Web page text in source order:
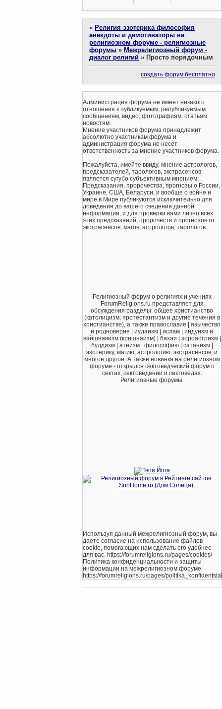
» Религия эзотерика философия
анекдоты и демотиваторы на
религиозном форуме - религиозные
форумы » Межрелигиозный форум -
диалог религий » Просто порядочным
создать форум бесплатно
Администрация форума не имеет никакого
отношения к публикуемым, републикуемым
сообщениям, видео, фотографиям, статьям,
новостям.
Мнение участников форума принадлежит
абсолютно участникам форума и
администрация форума не несет
ответственность за мнение участников форума.
Пожалуйста, имейте ввиду, мнение астрологов,
предсказателей, тарологов, экстрасенсов
является сугубо субъективным мнением.
Предсказания, пророчества, прогнозы о России,
Украине, США, Беларуси, и вообще о войне и
мире в Мире публикуются исключительно для
доведения до вашего сведения данной
информации, и для проверки вами лично всех
этих предсказаний, пророчеств и прогнозов от
экстрасенсов, магов, астрологов, тарологов.
Религиозный форум о религиях и учениях
ForumReligions.ru представляет для
обсуждения разделы: общее христианство
(католицизм, протестантизм и другие течения в
христианстве), а также православие | язычество
и родноверие | иудаизм | ислам | индуизм и
вайшнавизм (кришнаизм) | бахаи | зороастризм |
буддизм | атеизм | философию | сатанизм |
эзотерику, магию, астрологию, экстрасенсов, и
многое другое. А также новинка на религиозном
форуме - открылся сектоведческий форум о
сектах, сектоведении и сектоведах.
Религиозные форумы.
Используя данный межрелигиозный форум, вы
даете согласие на использование файлов
cookie, помогающих нам сделать его удобнее
для вас. https://forumreligions.ru/pages/cookies/
Политика конфиденциальности и защиты
информации на межрелигиозном форуме
https://forumreligions.ru/pages/